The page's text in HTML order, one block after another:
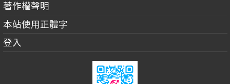
著作權聲明
本站使用正體字
登入